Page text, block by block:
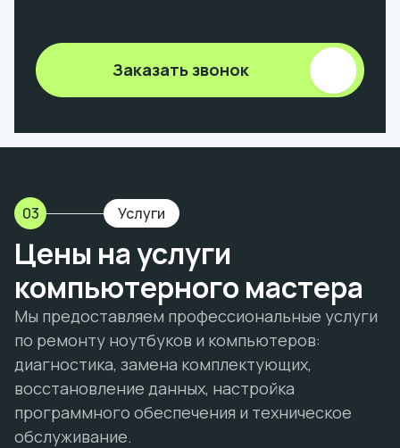
Заказать звонок
03 Услуги
Цены на услуги
компьютерного мастера
Мы предоставляем профессиональные услуги
по ремонту ноутбуков и компьютеров:
диагностика, замена комплектующих,
восстановление данных, настройка
программного обеспечения и техническое
обслуживание.